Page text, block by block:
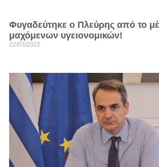
Φυγαδεύτηκε ο Πλεύρης από το
μαχόμενων υγειονομικών!
22/03/2022